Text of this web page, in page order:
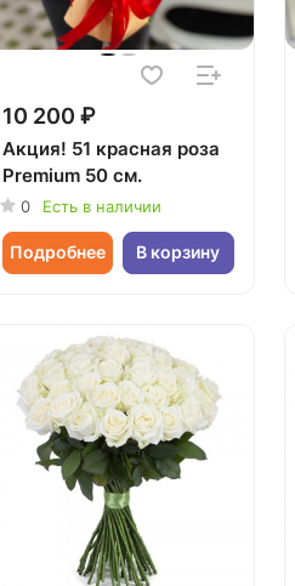
10 200 ₽
Акция! 51 красная роза
Premium 50 см.
0 Есть в наличии
Подробнее В корзину